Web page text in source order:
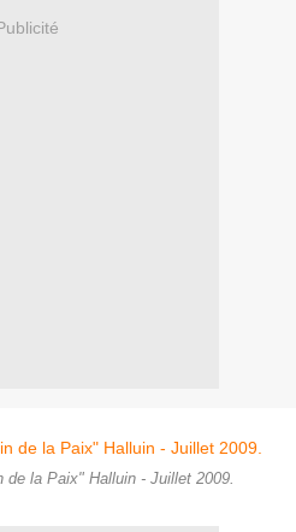
de la Paix" Halluin - Juillet 2009.